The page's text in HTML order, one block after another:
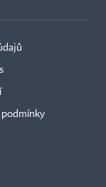
podmínky